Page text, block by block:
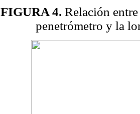
FIGURA 4. Relación
penetrómetro y la